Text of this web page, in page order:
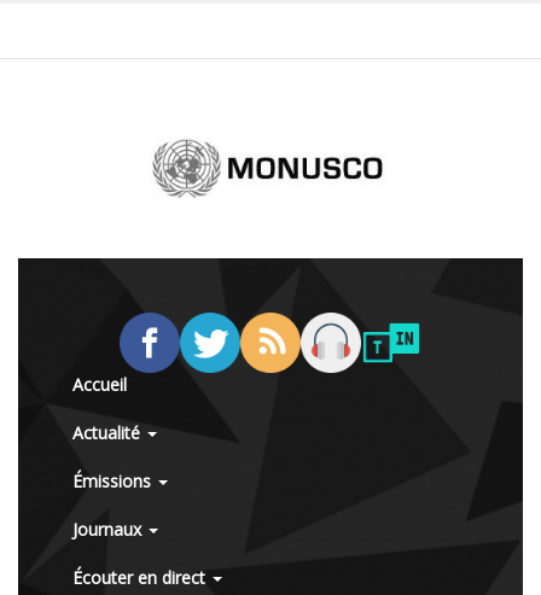
Accueil
Actualité
Émissions
Journaux
Écouter en direct